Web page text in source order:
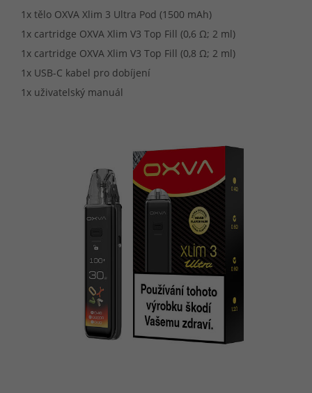
1x tělo OXVA Xlim 3 Ultra Pod (1500 mAh)
1x cartridge OXVA Xlim V3 Top Fill (0,6 Ω; 2 ml)
1x cartridge OXVA Xlim V3 Top Fill (0,8 Ω; 2 ml)
1x USB-C kabel pro dobíjení
1x uživatelský manuál